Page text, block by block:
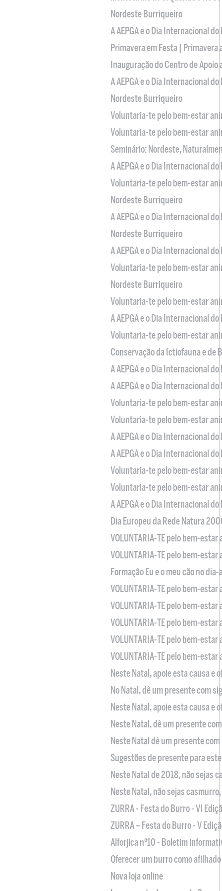
Nordeste Burriqueiro
A AEPGA e o Dia Internacional
Primavera em Festa | Primavera
Inauguração do Centro de
A AEPGA e o Dia Internacional
Nordeste Burriqueiro
Voluntaria-te pelo bem-estar
Voluntaria-te pelo bem-estar
Seminário: Nordeste,
A AEPGA e o Dia Internacional
Voluntaria-te pelo bem-estar
Nordeste Burriqueiro
A AEPGA e o Dia Internacional
Nordeste Burriqueiro
A AEPGA e o Dia Internacional
Voluntaria-te pelo bem-estar
Nordeste Burriqueiro
Voluntaria-te pelo bem-estar
A AEPGA e o Dia Internacional
Voluntaria-te pelo bem-estar
Conservação da Ictiofauna e de
A AEPGA e o Dia Internacional
A AEPGA e o Dia Internacional
Voluntaria-te pelo bem-estar
Voluntaria-te pelo bem-estar
A AEPGA e o Dia Internacional
A AEPGA e o Dia Internacional
Voluntaria-te pelo bem-estar
Voluntaria-te pelo bem-estar
A AEPGA e o Dia Internacional
Dia Europeu da Rede Natura
VOLUNTARIA-TE pelo bem-estar
VOLUNTARIA-TE pelo bem-estar
Formação Eu e o meu cão no
VOLUNTARIA-TE pelo bem-estar
VOLUNTARIA-TE pelo bem-estar
VOLUNTARIA-TE pelo bem-estar
VOLUNTARIA-TE pelo bem-estar
VOLUNTARIA-TE pelo bem-estar
Neste Natal, apoie esta causa e
No Natal, dê um presente com
Neste Natal, apoie esta causa e
Neste Natal, dê um presente
Neste Natal dê um presente
Sugestões de presente para
Neste Natal de 2018, não sejas
Neste Natal, não sejas
ZURRA - Festa do Burro - VI
ZURRA – Festa do Burro - V
Alforjica nº10 - Boletim
Oferecer um burro como
Nova loja online